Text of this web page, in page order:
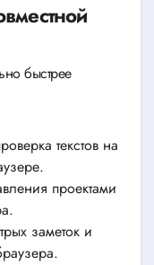
быстрее
текстов на
проектами
заметок и